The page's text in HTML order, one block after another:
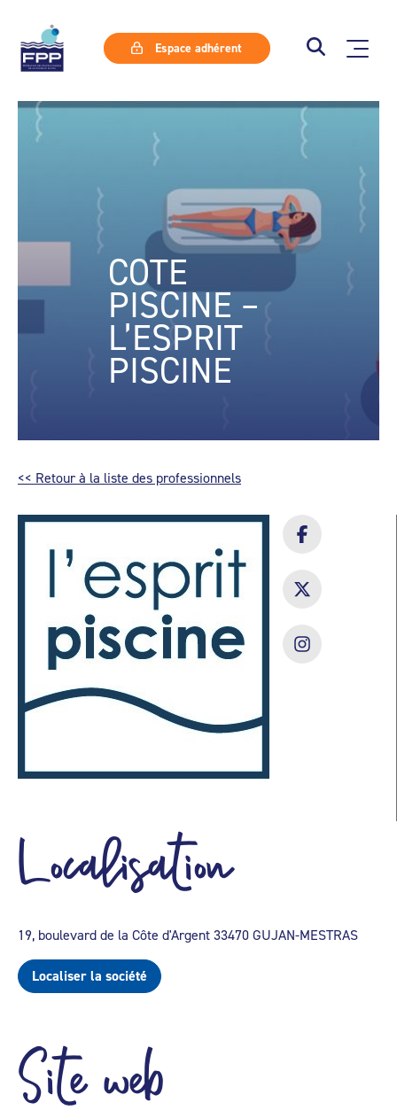
Espace adhérent
COTE
PISCINE –
L’ESPRIT
PISCINE
<< Retour à la liste des professionnels
Localisation
19, boulevard de la Côte d'Argent 33470 GUJAN-MESTRAS
Localiser la société
Site web